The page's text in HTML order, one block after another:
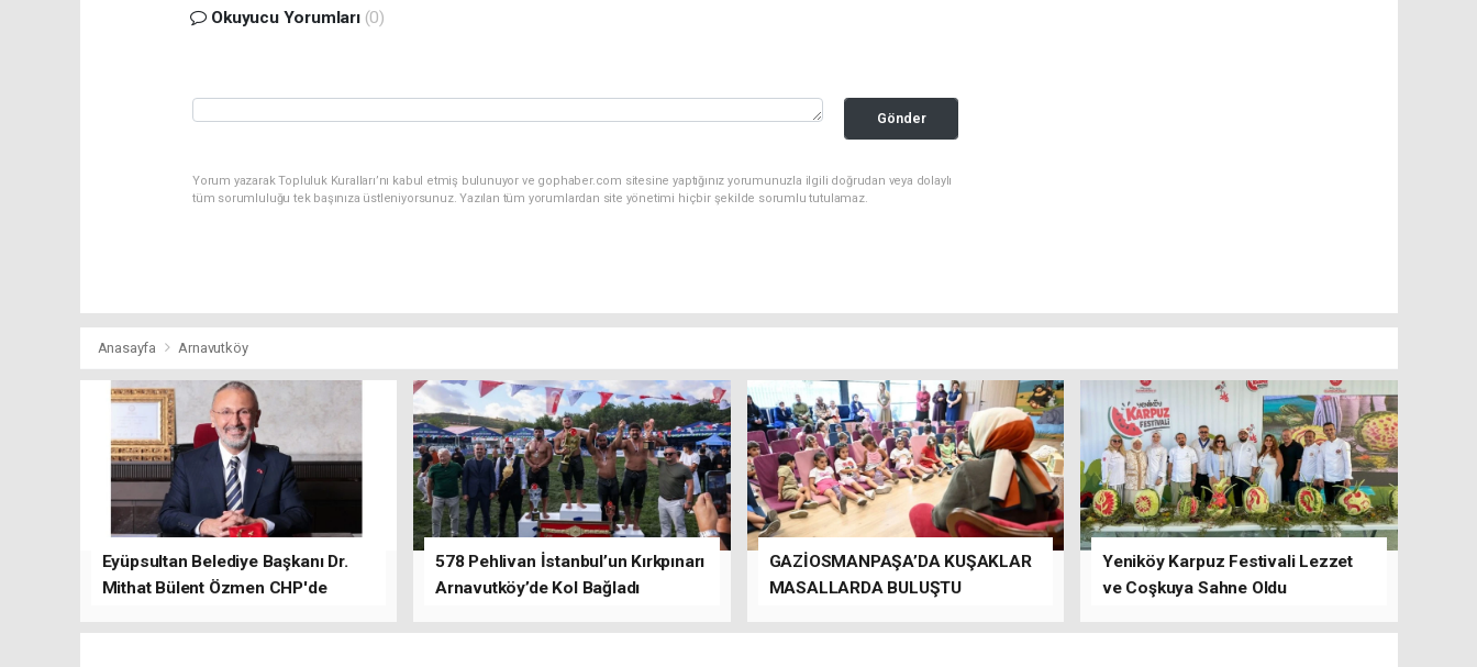
Okuyucu Yorumları (0)
Gönder
Yorum yazarak Topluluk Kuralları’nı kabul etmiş bulunuyor ve gophaber.com sitesine yaptığınız yorumunuzla ilgili doğrudan veya dolaylı
tüm sorumluluğu tek başınıza üstleniyorsunuz. Yazılan tüm yorumlardan site yönetimi hiçbir şekilde sorumlu tutulamaz.
Anasayfa Arnavutköy
Eyüpsultan Belediye Başkanı Dr.
Mithat Bülent Özmen CHP'de
578 Pehlivan İstanbul’un Kırkpınarı
Arnavutköy’de Kol Bağladı
GAZİOSMANPAŞA’DA KUŞAKLAR
MASALLARDA BULUŞTU
Yeniköy Karpuz Festivali Lezzet
ve Coşkuya Sahne Oldu